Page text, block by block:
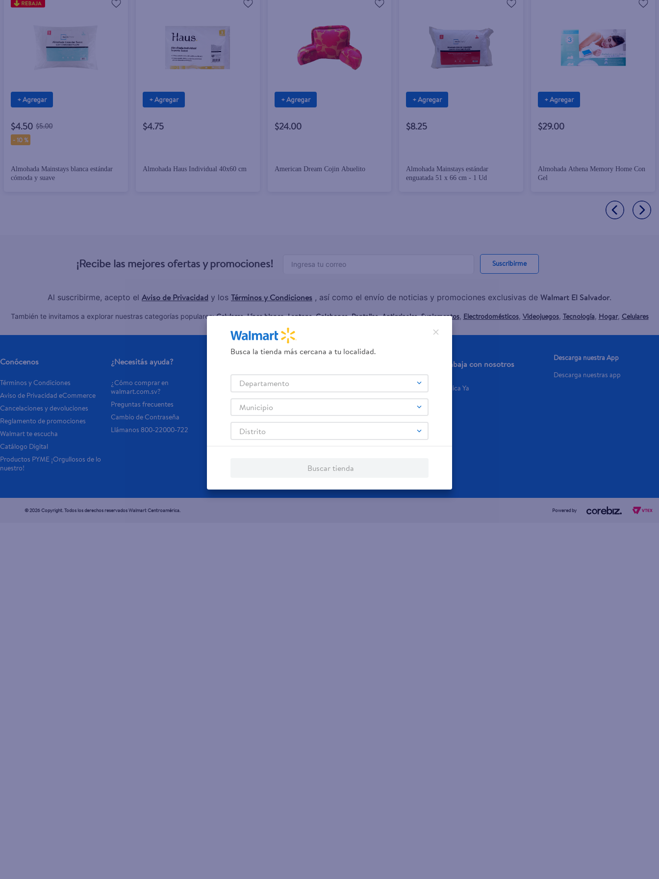
+ Agregar
$4.50 $5.00
-10 %
Almohada Mainstays blanca estándar
cómoda y suave
+ Agregar
$4.75
Almohada Haus Individual 40x60 cm
+ Agregar
$24.00
American Dream Cojin Abuelito
+ Agregar
$8.25
Almohada Mainstays estándar
enguatada 51 x 66 cm - 1 Ud
+ Agregar
$29.00
Almohada Athena Memory Home Con
Gel
¡Recibe las mejores ofertas y promociones! Suscribirme
Al suscribirme, acepto el Aviso de Privacidad y los Términos y Condiciones , así como el envío de noticias y promociones exclusivas de Walmart El Salvador.
También te invitamos a explorar nuestras categorías populares:Celulares,Línea blanca,Laptops,Colchones,Pantallas,Antigripales,Suplementos, Electrodomésticos, Videojuegos, Tecnología, Hogar, Celulares
Conócenos
Términos y Condiciones
Aviso de Privacidad eCommerce
Cancelaciones y devoluciones
Reglamento de promociones
Walmart te escucha
Catálogo Digital
Productos PYME ¡Orgullosos de lo
nuestro!
¿Necesitás ayuda?
¿Cómo comprar en
walmart.com.sv?
Preguntas frecuentes
Cambio de Contraseña
Llámanos 800-22000-722
Tarjeta de regalo
Otros servicios:
- Remesas
- Pagos de servicios
Trabaja con nosotros
Aplica Ya
Descarga nuestra App
Descarga nuestras app
© 2026 Copyright. Todos los derechos reservados Walmart Centroamérica. Powered by
Busca la tienda más cercana a tu localidad.
Departamento
Municipio
Distrito
Buscar tienda